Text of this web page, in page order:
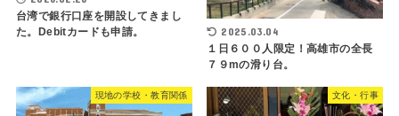
台湾で銀行口座を開設してきまし
た。Debitカードも申請。
2025.03.04
１日６００人限定！高雄市の全長
７９mの滑り台。
現地の学校・教育関係 文化・行事